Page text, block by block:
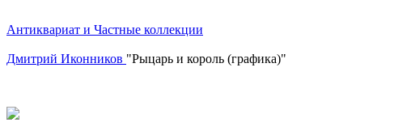
Антиквариат и Частные коллекции
Дмитрий Иконников "Рыцарь и король (графика)"